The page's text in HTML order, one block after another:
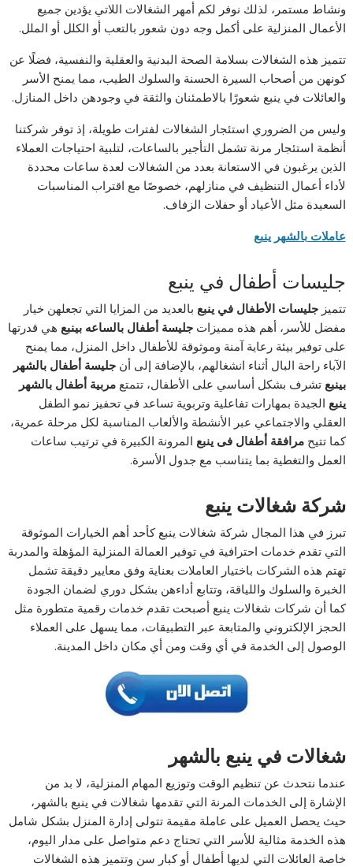
ونشاط مستمر، لذلك نوفر لكم أمهر الشغالات اللاتي يؤدين جميع
الأعمال المنزلية على أكمل وجه دون شعور بالتعب أو الكلل أو الملل.
تتميز هذه الشغالات بسلامة الصحة البدنية والعقلية والنفسية، فضلًا عن
كونهن من أصحاب السيرة الحسنة والسلوك الطيب، مما يمنح الأسر
والعائلات في ينبع شعورًا بالاطمئنان والثقة في وجودهن داخل المنازل.
وليس من الضروري استئجار الشغالات لفترات طويلة، إذ توفر شركتنا
أنظمة استئجار مرنة تشمل التأجير بالساعات، لتلبية احتياجات العملاء
الذين يرغبون في الاستعانة بعدد من الشغالات لعدة ساعات محددة
لأداء أعمال التنظيف في منازلهم، خصوصًا مع اقتراب المناسبات
السعيدة مثل الأعياد أو حفلات الزفاف.
عاملات بالشهر ينبع
جليسات أطفال في ينبع
تتميزجليسات الأطفال في ينبع بالعديد من المزايا التي تجعلهن خيار
مفضل للأسر، أهم هذه مميزاتجليسة أطفال بالساعه بينبع هي قدرتها
على توفير بيئة رعاية آمنة وموثوقة للأطفال داخل المنزل، مما يمنح
الآباء راحة البال أثناء انشغالهم، بالإضافة إلى أنجليسة أطفال بالشهر
بينبع تشرف بشكل أساسي على الأطفال، تتمتعمربية أطفال بالشهر
ينبع الجيدة بمهارات تفاعلية وتربوية تساعد في تحفيز نمو الطفل
العقلي والاجتماعي عبر الأنشطة والألعاب المناسبة لكل مرحلة عمرية،
كما تتيحمرافقة أطفال فى ينبع المرونة الكبيرة في ترتيب ساعات
العمل والتغطية بما يتناسب مع جدول الأسرة.
شركة شغالات ينبع
تبرز في هذا المجال شركة شغالات ينبع كأحد أهم الخيارات الموثوقة
التي تقدم خدمات احترافية في توفير العمالة المنزلية المؤهلة والمدربة
تهتم هذه الشركات باختيار العاملات بعناية وفق معايير دقيقة تشمل
الخبرة والسلوك واللياقة، وتتابع أداءهن بشكل دوري لضمان الجودة
كما أن شركات شغالات ينبع أصبحت تقدم خدمات رقمية متطورة مثل
الحجز الإلكتروني والمتابعة عبر التطبيقات، مما يسهل على العملاء
الوصول إلى الخدمة في أي وقت ومن أي مكان داخل المدينة.
شغالات في ينبع بالشهر
عندما نتحدث عن تنظيم الوقت وتوزيع المهام المنزلية، لا بد من
الإشارة إلى الخدمات المرنة التي تقدمها شغالات في ينبع بالشهر،
حيث يحصل العميل على عاملة مقيمة تتولى إدارة المنزل بشكل شامل
هذه الخدمة مثالية للأسر التي تحتاج دعم متواصل على مدار اليوم،
خاصة العائلات التي لديها أطفال أو كبار سن وتتميز هذه الشغالات